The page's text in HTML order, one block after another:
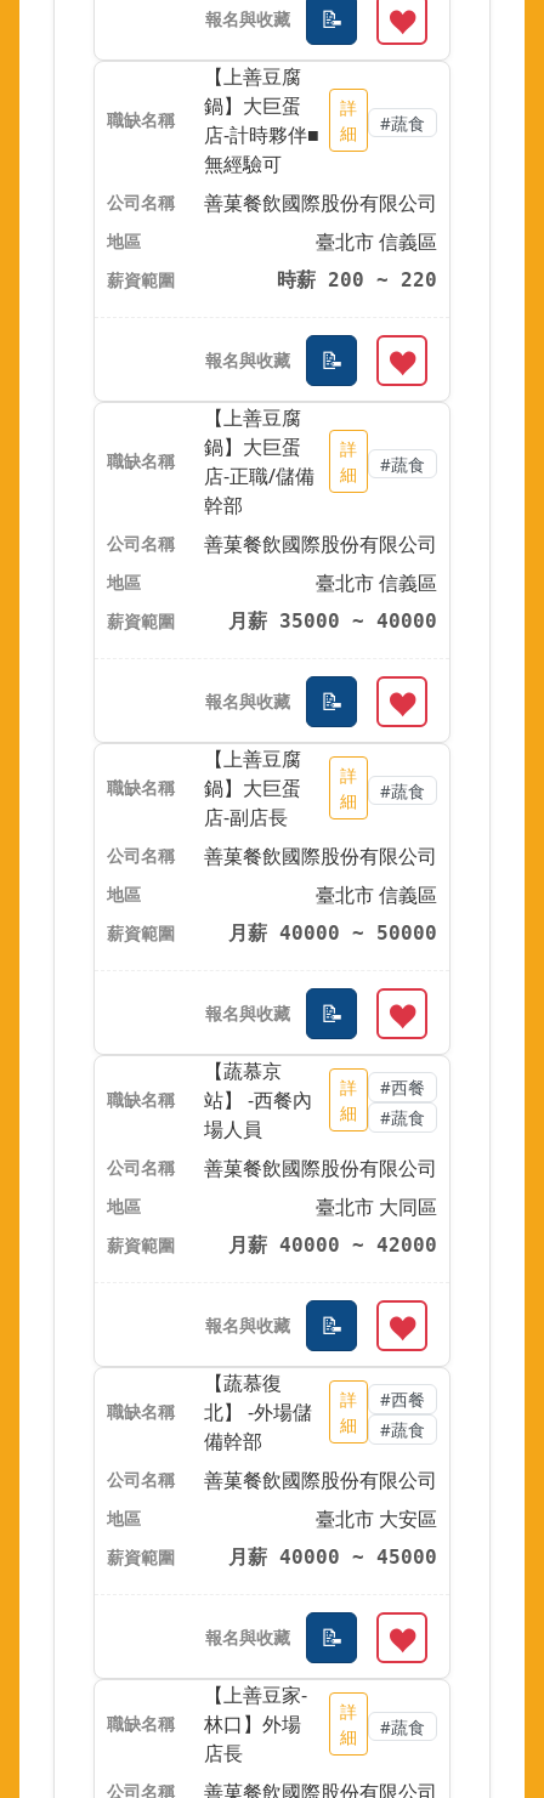
【上善豆腐
鍋】大巨蛋
店-計時夥伴■
無經驗可
詳
細
#蔬食
善菓餐飲國際股份有限公司
臺北市 信義區
時薪 200 ~ 220
【上善豆腐
鍋】大巨蛋
店-正職/儲備
幹部
詳
細
#蔬食
善菓餐飲國際股份有限公司
臺北市 信義區
月薪 35000 ~ 40000
【上善豆腐
鍋】大巨蛋
店-副店長
詳
細
#蔬食
善菓餐飲國際股份有限公司
臺北市 信義區
月薪 40000 ~ 50000
【蔬慕京
站】 -西餐內
場人員
詳
細
#西餐
#蔬食
善菓餐飲國際股份有限公司
臺北市 大同區
月薪 40000 ~ 42000
【蔬慕復
北】 -外場儲
備幹部
詳
細
#西餐
#蔬食
善菓餐飲國際股份有限公司
臺北市 大安區
月薪 40000 ~ 45000
【上善豆家-
林口】外場
店長
詳
細
#蔬食
善菓餐飲國際股份有限公司